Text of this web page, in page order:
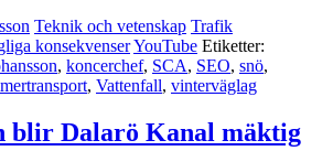
Teknik och vetenskap Trafik
konsekvenserYouTube Etiketter:
, koncerchef, SCA, SEO, snö,
, Vattenfall, vinterväglag
blir Dalarö Kanal mäktig